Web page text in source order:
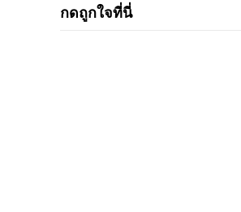
กดถูกใจที่นี่